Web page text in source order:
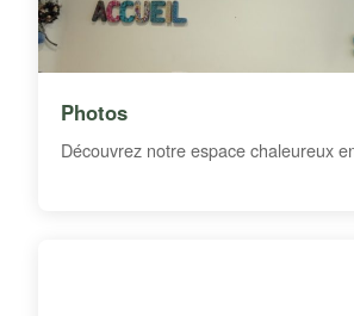
Photos
Découvrez notre espace chaleureux